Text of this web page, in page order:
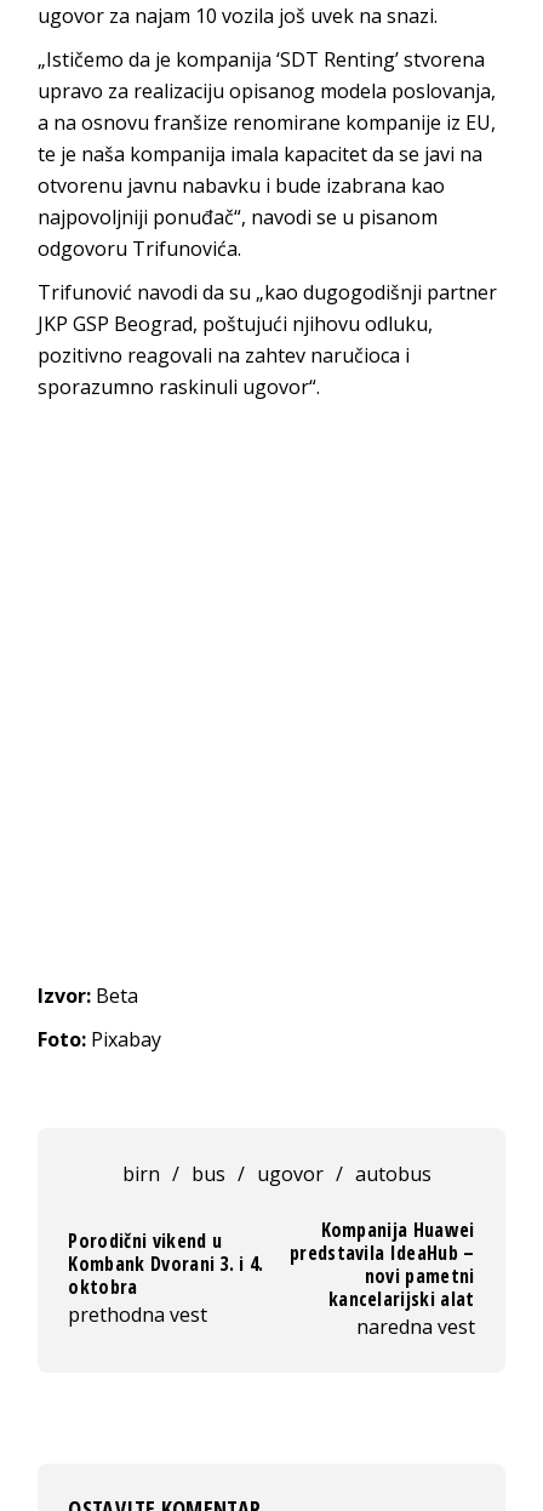
ugovor za najam 10 vozila još uvek na snazi.
„Ističemo da je kompanija ‘SDT Renting’ stvorena
upravo za realizaciju opisanog modela poslovanja,
a na osnovu franšize renomirane kompanije iz EU,
te je naša kompanija imala kapacitet da se javi na
otvorenu javnu nabavku i bude izabrana kao
najpovoljniji ponuđač“, navodi se u pisanom
odgovoru Trifunovića.
Trifunović navodi da su „kao dugogodišnji partner
JKP GSP Beograd, poštujući njihovu odluku,
pozitivno reagovali na zahtev naručioca i
sporazumno raskinuli ugovor“.
Izvor: Beta
Foto: Pixabay
birn / bus / ugovor / autobus
Porodični vikend u
Kombank Dvorani 3. i 4.
oktobra
prethodna vest
Kompanija Huawei
predstavila IdeaHub –
novi pametni
kancelarijski alat
naredna vest